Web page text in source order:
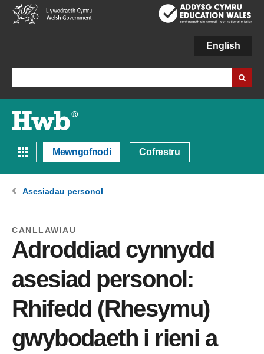
Neidio
i'r
prif
English
Mewngofnodi Cofrestru
Asesiadau personol
CANLLAWIAU
Adroddiad cynnydd
asesiad personol:
Rhifedd (Rhesymu)
gwybodaeth i rieni a